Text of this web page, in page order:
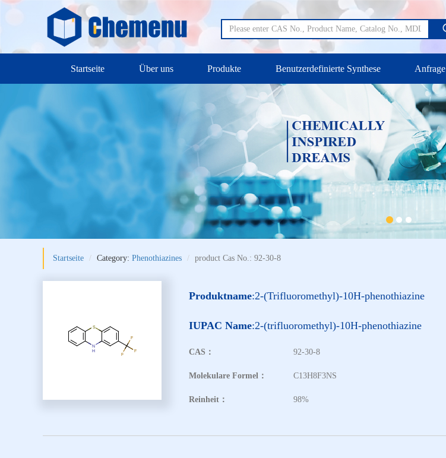
Startseite Über uns Produkte Benutzerdefinierte Synthese Anfrage
Startseite Category: Phenothiazines product Cas No.: 92-30-8
Produktname:2-(Trifluoromethyl)-10H-phenothiazine
IUPAC Name:2-(trifluoromethyl)-10H-phenothiazine
CAS： 92-30-8
Molekulare Formel： C13H8F3NS
Reinheit： 98%